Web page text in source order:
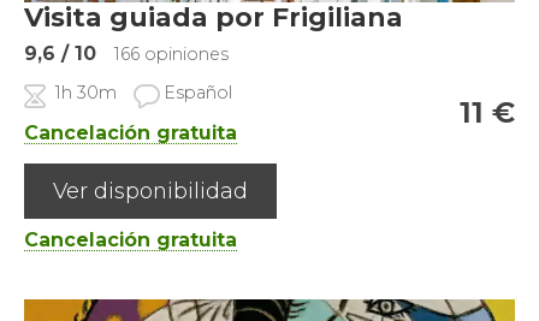
Visita guiada por Frigiliana
9,6 / 10
166 opiniones
1h 30m
Español
Cancelación gratuita
11 €
Ver disponibilidad
Cancelación gratuita